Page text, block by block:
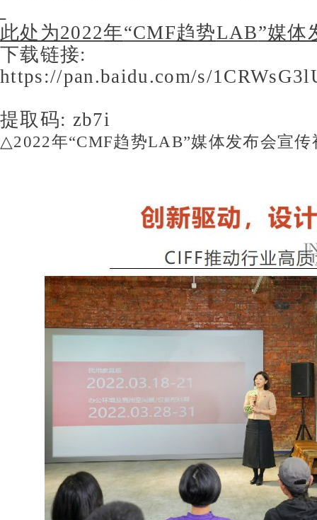
此处为2022年“CMF趋势LAB”媒体
下载链接:
https://pan.baidu.com/s/
提取码: zb7i
△2022年“CMF趋势LAB”媒体发布会宣传